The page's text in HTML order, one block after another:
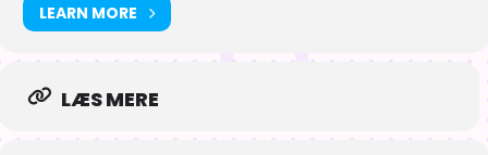
LEARN MORE
LÆS MERE